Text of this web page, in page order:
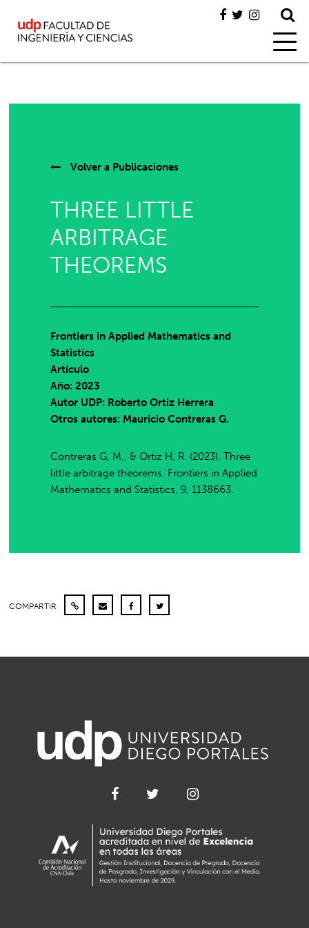
Volver a Publicaciones
THREE LITTLE
ARBITRAGE
THEOREMS
Frontiers in Applied Mathematics and
Statistics
Artículo
Año: 2023
Autor UDP: Roberto Ortiz Herrera
Otros autores: Mauricio Contreras G.
Contreras G, M., & Ortiz H, R. (2023). Three
little arbitrage theorems. Frontiers in Applied
Mathematics and Statistics, 9, 1138663.
COMPARTIR